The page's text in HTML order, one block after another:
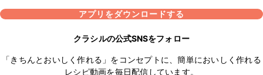
アプリをダウンロードする
クラシルの公式SNSをフォロー
「きちんとおいしく作れる」をコンセプトに、簡単においしく作れる
レシピ動画を毎日配信しています。